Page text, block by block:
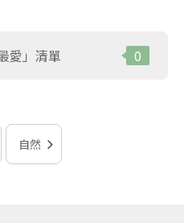
愛」清單 0
自然